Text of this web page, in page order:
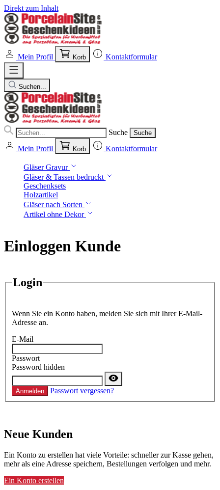
Direkt zum Inhalt
Mein Profil Korb Kontaktformular
Suchen...
Suche Suche
Mein Profil Korb Kontaktformular
Gläser Gravur
Gläser & Tassen bedruckt
Geschenksets
Holzartikel
Gläser nach Sorten
Artikel ohne Dekor
Einloggen Kunde
Login
Wenn Sie ein Konto haben, melden Sie sich mit Ihrer E-Mail-
Adresse an.
E-Mail
Passwort
Password hidden
Anmelden Passwort vergessen?
Neue Kunden
Ein Konto zu erstellen hat viele Vorteile: schneller zur Kasse gehen,
mehr als eine Adresse speichern, Bestellungen verfolgen und mehr.
Ein Konto erstellen